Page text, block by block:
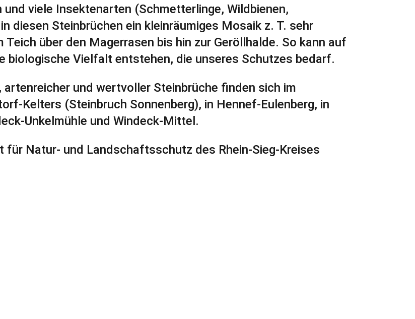
viele Insektenarten (Schmetterlinge, Wildbienen,
diesen Steinbrüchen ein kleinräumiges Mosaik z. T. sehr
über den Magerrasen bis hin zur Geröllhalde. So kann auf
biologische Vielfalt entstehen, die unseres Schutzes bedarf.
und wertvoller Steinbrüche finden sich im
Kelters (Steinbruch Sonnenberg), in Hennef-Eulenberg, in
Unkelmühle und Windeck-Mittel.
Natur- und Landschaftsschutz des Rhein-Sieg-Kreises